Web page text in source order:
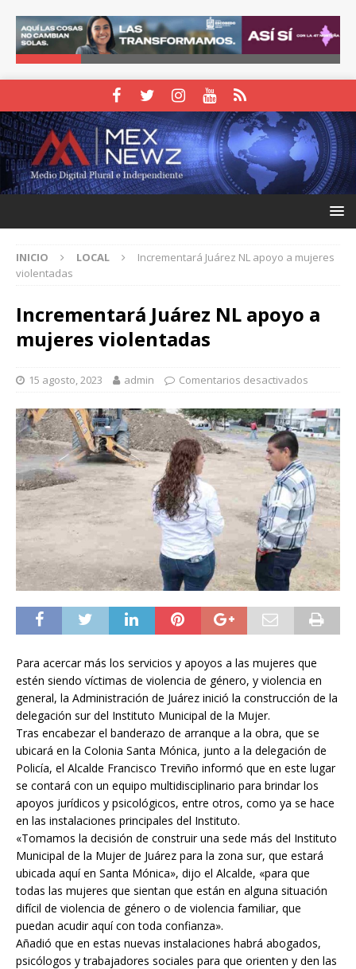
INICIO LOCAL
Incrementará Juárez NL apoyo a mujeres
violentadas
Incrementará Juárez NL apoyo a
mujeres violentadas
15 agosto, 2023 admin Comentarios desactivados
Para acercar más los servicios y apoyos a las mujeres que
estén siendo víctimas de violencia de género, y violencia en
general, la Administración de Juárez inició la construcción de la
delegación sur del Instituto Municipal de la Mujer.
Tras encabezar el banderazo de arranque a la obra, que se
ubicará en la Colonia Santa Mónica, junto a la delegación de
Policía, el Alcalde Francisco Treviño informó que en este lugar
se contará con un equipo multidisciplinario para brindar los
apoyos jurídicos y psicológicos, entre otros, como ya se hace
en las instalaciones principales del Instituto.
«Tomamos la decisión de construir una sede más del Instituto
Municipal de la Mujer de Juárez para la zona sur, que estará
ubicada aquí en Santa Mónica», dijo el Alcalde, «para que
todas las mujeres que sientan que están en alguna situación
difícil de violencia de género o de violencia familiar, que
puedan acudir aquí con toda confianza».
Añadió que en estas nuevas instalaciones habrá abogados,
psicólogos y trabajadores sociales para que orienten y den las